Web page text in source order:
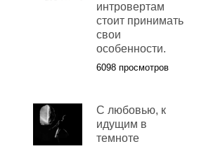
интровертам
стоит принимать
свои
особенности.
6098 просмотров
С любовью, к
идущим в
темноте